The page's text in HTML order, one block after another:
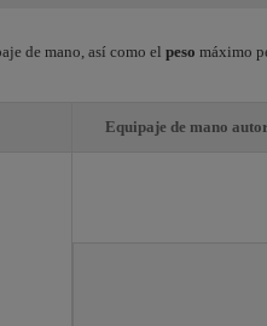
de mano, así como el peso máximo
Equipaje de mano